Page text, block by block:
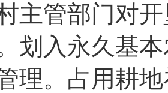
主管部门对
划入永久基
理。占用耕